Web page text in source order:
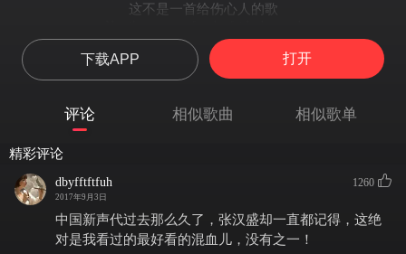
这不是一首给伤心人的歌
没有为失去信仰者的默祷
I ain't gonna be just a face in the crowd
我不希望自己只是芸芸众生之一
你将会听到我的声音
It's now or never
把握现在 机会稍纵即逝
下载APP 打开
评论 相似歌曲 相似歌单
精彩评论
dbyfftftfuh
2017年9月3日
1260
中国新声代过去那么久了，张汉盛却一直都记得，这绝
对是我看过的最好看的混血儿，没有之一！